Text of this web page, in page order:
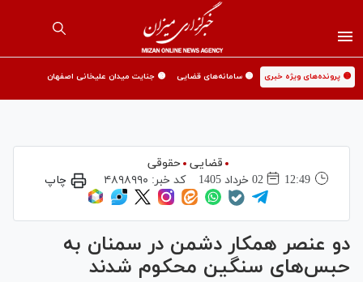
🟡 پرونده‌های ویژه خبری 🟡 سامانه‌های قضایی 🟡 جنایت میدان علیخانی اصفهان
قضایی حقوقی
12:49
02 خرداد 1405 کد خبر: ۴۸۹۸۹۹۰ چاپ
دو عنصر همکار دشمن در سمنان به
حبس‌های سنگین محکوم شدند